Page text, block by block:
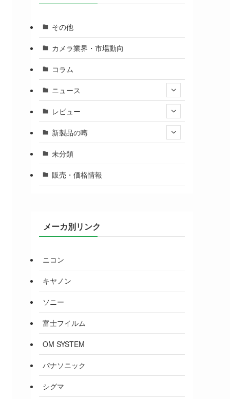
その他
カメラ業界・市場動向
コラム
ニュース
レビュー
新製品の噂
未分類
販売・価格情報
メーカ別リンク
ニコン
キヤノン
ソニー
富士フイルム
OM SYSTEM
パナソニック
シグマ